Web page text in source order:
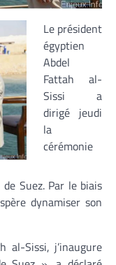
Le président
égyptien
Abdel
Fattah al-
Sissi a
dirigé jeudi
la
cérémonie
Suez. Par le biais
dynamiser son
al-Sissi, j’inaugure